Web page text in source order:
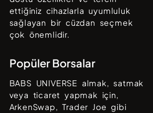
ettiğiniz cihazlarla uyumluluk
sağlayan bir cüzdan seçmek
çok önemlidir.
Popüler Borsalar
BABS UNIVERSE almak, satmak
veya ticaret yapmak için,
ArkenSwap, Trader Joe gibi